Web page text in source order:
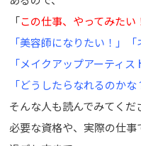
「この仕事、やってみたい
「美容師になりたい！」
「メイクアップアーティス
「どうしたらなれるのか
そんな人も読んでみてくだ
必要な資格や、実際の仕